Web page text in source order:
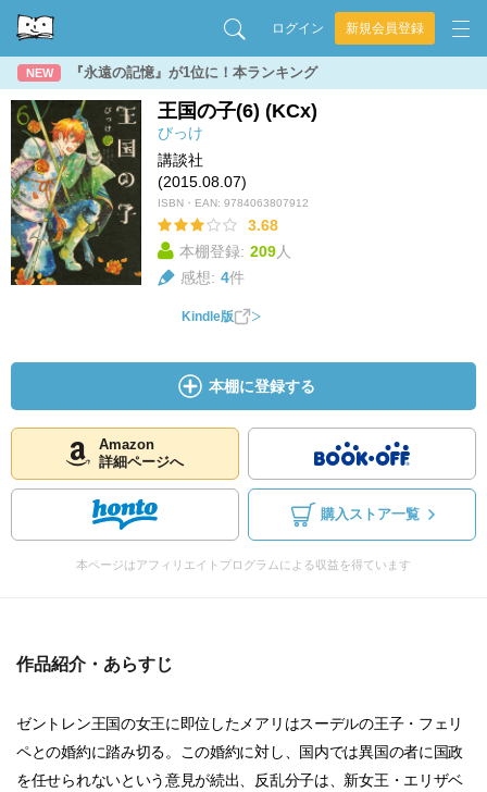
ログイン 新規会員登録
NEW 『永遠の記憶』が1位に！本ランキング
王国の子(6) (KCx)
びっけ
講談社
(2015.08.07)
ISBN・EAN: 9784063807912
3.68
本棚登録: 209人
感想: 4件
Kindle版
本棚に登録する
Amazon
詳細ページへ
購入ストア一覧
本ページはアフィリエイトプログラムによる収益を得ています
作品紹介・あらすじ
ゼントレン王国の女王に即位したメアリはスーデルの王子・フェリ
ペとの婚約に踏み切る。この婚約に対し、国内では異国の者に国政
を任せられないという意見が続出、反乱分子は、新女王・エリザベ